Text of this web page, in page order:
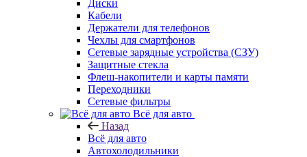
Диски
Кабели
Держатели для телефонов
Чехлы для смартфонов
Сетевые зарядные устройства (СЗУ)
Защитные стекла
Флеш-накопители и карты памяти
Переходники
Сетевые фильтры
Всё для авто
Назад
Всё для авто
Автохолодильники